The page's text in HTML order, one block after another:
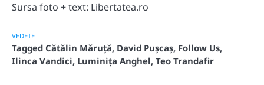
Sursa foto + text: Libertatea.ro
VEDETE
Tagged Cătălin Măruță, David Pușcaș, Follow Us,
Ilinca Vandici, Luminița Anghel, Teo Trandafir